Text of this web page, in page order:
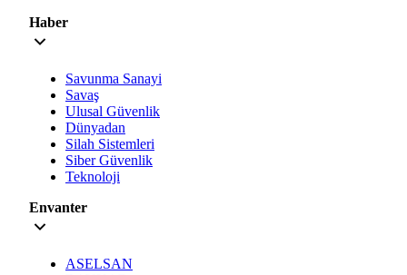
Haber
Savunma Sanayi
Savaş
Ulusal Güvenlik
Dünyadan
Silah Sistemleri
Siber Güvenlik
Teknoloji
Envanter
ASELSAN